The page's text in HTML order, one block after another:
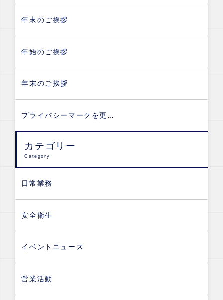
年末のご挨拶
年始のご挨拶
年末のご挨拶
プライバシーマークを更…
カテゴリー
Category
日常業務
安全衛生
イベントニュース
営業活動